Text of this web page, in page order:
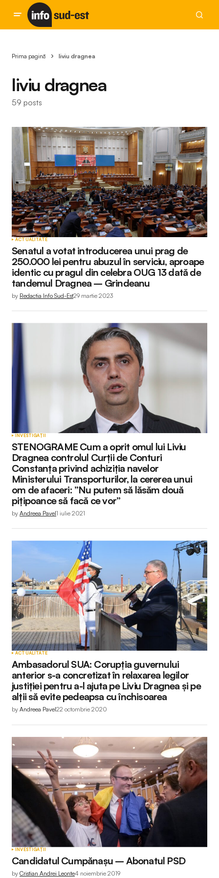
Prima pagină liviu dragnea
liviu dragnea
59 posts
ACTUALITATE
Senatul a votat introducerea unui prag de
250.000 lei pentru abuzul în serviciu, aproape
identic cu pragul din celebra OUG 13 dată de
tandemul Dragnea – Grindeanu
by Redactia Info Sud-Est29 martie 2023
INVESTIGAȚII
STENOGRAME Cum a oprit omul lui Liviu
Dragnea controlul Curții de Conturi
Constanța privind achiziția navelor
Ministerului Transporturilor, la cererea unui
om de afaceri: ”Nu putem să lăsăm două
pițipoance să facă ce vor”
by Andreea Pavel1 iulie 2021
ACTUALITATE
Ambasadorul SUA: Corupția guvernului
anterior s-a concretizat în relaxarea legilor
justiției pentru a-l ajuta pe Liviu Dragnea și pe
alții să evite pedeapsa cu închisoarea
by Andreea Pavel22 octombrie 2020
INVESTIGAȚII
Candidatul Cumpănașu – Abonatul PSD
by Cristian Andrei Leonte4 noiembrie 2019